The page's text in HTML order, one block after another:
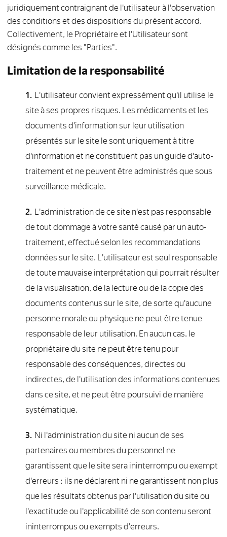
juridiquement contraignant de l'utilisateur à l'observation
des conditions et des dispositions du présent accord.
Collectivement, le Propriétaire et l'Utilisateur sont
désignés comme les "Parties".
Limitation de la responsabilité
L'utilisateur convient expressément qu'il utilise le
site à ses propres risques. Les médicaments et les
documents d'information sur leur utilisation
présentés sur le site le sont uniquement à titre
d'information et ne constituent pas un guide d'auto-
traitement et ne peuvent être administrés que sous
surveillance médicale.
L'administration de ce site n'est pas responsable
de tout dommage à votre santé causé par un auto-
traitement, effectué selon les recommandations
données sur le site. L'utilisateur est seul responsable
de toute mauvaise interprétation qui pourrait résulter
de la visualisation, de la lecture ou de la copie des
documents contenus sur le site, de sorte qu'aucune
personne morale ou physique ne peut être tenue
responsable de leur utilisation. En aucun cas, le
propriétaire du site ne peut être tenu pour
responsable des conséquences, directes ou
indirectes, de l'utilisation des informations contenues
dans ce site, et ne peut être poursuivi de manière
systématique.
Ni l'administration du site ni aucun de ses
partenaires ou membres du personnel ne
garantissent que le site sera ininterrompu ou exempt
d'erreurs ; ils ne déclarent ni ne garantissent non plus
que les résultats obtenus par l'utilisation du site ou
l'exactitude ou l'applicabilité de son contenu seront
ininterrompus ou exempts d'erreurs.